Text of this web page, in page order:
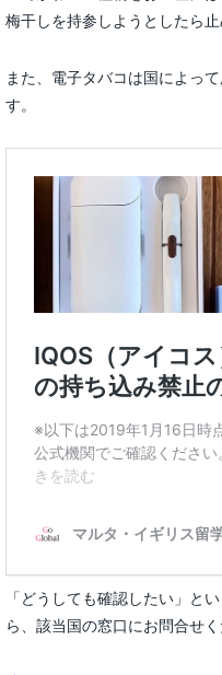
梅干しを持参しようとしたら
また、電子タバコは国によっ
す。
「どうしても確認したい」と
ら、該当国の窓口にお問合せく